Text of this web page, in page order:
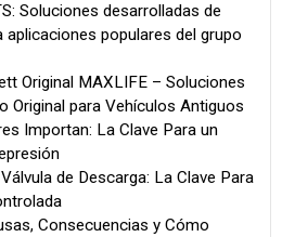
Soluciones desarrolladas de
aplicaciones populares del grupo
Original MAXLIFE – Soluciones
Original para Vehículos Antiguos
Importan: La Clave Para un
de Descarga: La Clave Para
Consecuencias y Cómo